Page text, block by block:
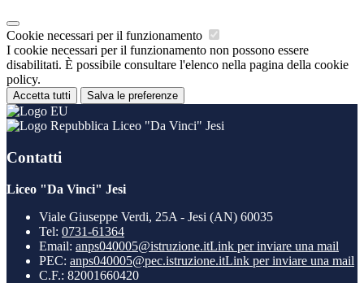
Cookie necessari per il funzionamento
I cookie necessari per il funzionamento non possono essere
disabilitati. È possibile consultare l'elenco nella pagina della cookie
policy.
Accetta tutti Salva le preferenze
Liceo "Da Vinci" Jesi
Contatti
Liceo "Da Vinci" Jesi
Viale Giuseppe Verdi, 25A - Jesi (AN) 60035
Tel: 0731-61364
Email: anps040005@istruzione.itLink per inviare una mail
PEC: anps040005@pec.istruzione.itLink per inviare una mail
C.F.: 82001660420